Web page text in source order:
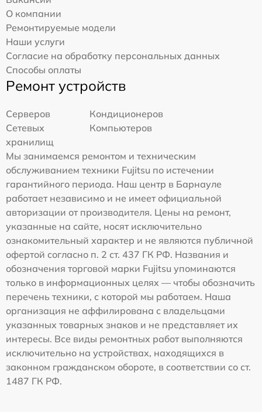
О компании
Ремонтируемые модели
Наши услуги
Согласие на обработку персональных данных
Способы оплаты
Ремонт устройств
Серверов
Кондиционеров
Сетевых
хранилищ
Компьютеров
Мы занимаемся ремонтом и техническим
обслуживанием техники Fujitsu по истечении
гарантийного периода. Наш центр в Барнауле
работает независимо и не имеет официальной
авторизации от производителя. Цены на ремонт,
указанные на сайте, носят исключительно
ознакомительный характер и не являются публичной
офертой согласно п. 2 ст. 437 ГК РФ. Названия и
обозначения торговой марки Fujitsu упоминаются
только в информационных целях — чтобы обозначить
перечень техники, с которой мы работаем. Наша
организация не аффилирована с владельцами
указанных товарных знаков и не представляет их
интересы. Все виды ремонтных работ выполняются
исключительно на устройствах, находящихся в
законном гражданском обороте, в соответствии со ст.
1487 ГК РФ.